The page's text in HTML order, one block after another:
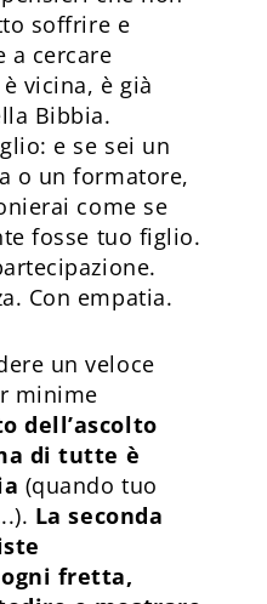
soffrire e
a cercare
vicina, è già
Bibbia.
e se sei un
o un formatore,
come se
fosse tuo figlio.
Con empatia.
un veloce
minime
dell’ascolto
di tutte è
(quando tuo
La seconda
ogni fretta,